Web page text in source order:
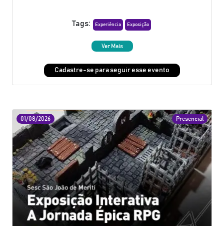
Tags: Experiência Exposição
Ver Mais
Cadastre-se para seguir esse evento
Presencial
01/08/2026